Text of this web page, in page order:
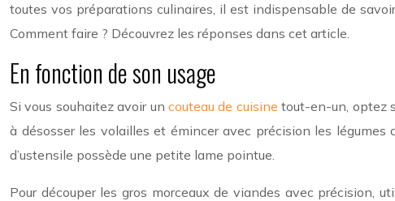
toutes vos préparations culinaires, il est indispensable de
Comment faire ? Découvrez les réponses dans cet article.
En fonction de son usage
Si vous souhaitez avoir uncouteau de cuisine tout-en-un, optez
à désosser les volailles et émincer avec précision les
d’ustensile possède une petite lame pointue.
Pour découper les gros morceaux de viandes avec précision,